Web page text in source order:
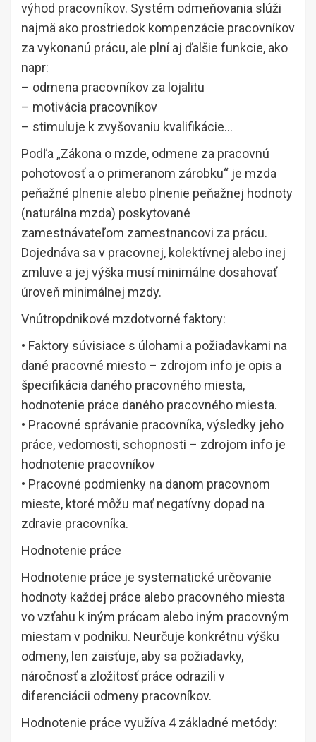
výhod pracovníkov. Systém odmeňovania slúži
najmä ako prostriedok kompenzácie pracovníkov
za vykonanú prácu, ale plní aj ďalšie funkcie, ako
napr:
– odmena pracovníkov za lojalitu
– motivácia pracovníkov
– stimuluje k zvyšovaniu kvalifikácie…
Podľa „Zákona o mzde, odmene za pracovnú
pohotovosť a o primeranom zárobku“ je mzda
peňažné plnenie alebo plnenie peňažnej hodnoty
(naturálna mzda) poskytované
zamestnávateľom zamestnancovi za prácu.
Dojednáva sa v pracovnej, kolektívnej alebo inej
zmluve a jej výška musí minimálne dosahovať
úroveň minimálnej mzdy.
Vnútropdnikové mzdotvorné faktory:
• Faktory súvisiace s úlohami a požiadavkami na
dané pracovné miesto – zdrojom info je opis a
špecifikácia daného pracovného miesta,
hodnotenie práce daného pracovného miesta.
• Pracovné správanie pracovníka, výsledky jeho
práce, vedomosti, schopnosti – zdrojom info je
hodnotenie pracovníkov
• Pracovné podmienky na danom pracovnom
mieste, ktoré môžu mať negatívny dopad na
zdravie pracovníka.
Hodnotenie práce
Hodnotenie práce je systematické určovanie
hodnoty každej práce alebo pracovného miesta
vo vzťahu k iným prácam alebo iným pracovným
miestam v podniku. Neurčuje konkrétnu výšku
odmeny, len zaisťuje, aby sa požiadavky,
náročnosť a zložitosť práce odrazili v
diferenciácii odmeny pracovníkov.
Hodnotenie práce využíva 4 základné metódy: